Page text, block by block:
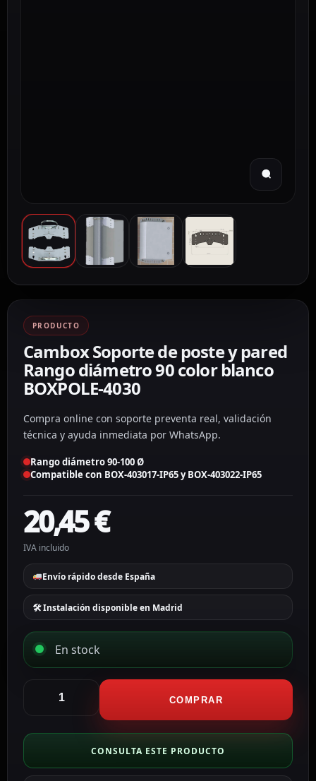
PRODUCTO
Cambox Soporte de poste y pared
Rango diámetro 90 color blanco
BOXPOLE-4030
Compra online con soporte preventa real, validación
técnica y ayuda inmediata por WhatsApp.
Rango diámetro 90-100 Ø
Compatible con BOX-403017-IP65 y BOX-403022-IP65
20,45€
IVA incluido
Envío rápido desde España
🛠 Instalación disponible en Madrid
En stock
Soporte
poste
pared
COMPRAR
CONSULTA ESTE PRODUCTO